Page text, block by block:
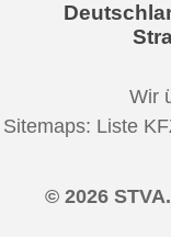
Wir
Sitemaps: Liste
© 2026